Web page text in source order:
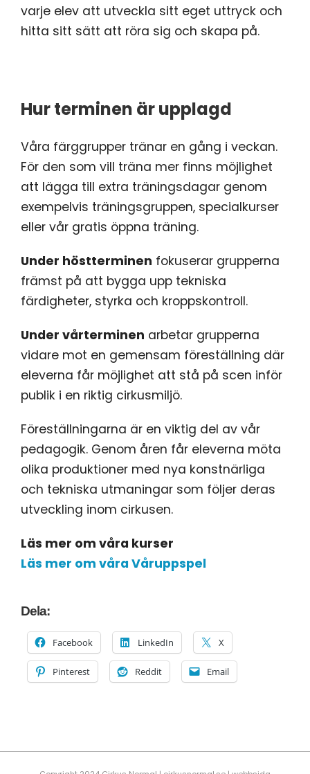
varje elev att utveckla sitt eget uttryck och
hitta sitt sätt att röra sig och skapa på.
Hur terminen är upplagd
Våra färggrupper tränar en gång i veckan.
För den som vill träna mer finns möjlighet
att lägga till extra träningsdagar genom
exempelvis träningsgruppen, specialkurser
eller vår gratis öppna träning.
Under höstterminen fokuserar grupperna
främst på att bygga upp tekniska
färdigheter, styrka och kroppskontroll.
Under vårterminen arbetar grupperna
vidare mot en gemensam föreställning där
eleverna får möjlighet att stå på scen inför
publik i en riktig cirkusmiljö.
Föreställningarna är en viktig del av vår
pedagogik. Genom åren får eleverna möta
olika produktioner med nya konstnärliga
och tekniska utmaningar som följer deras
utveckling inom cirkusen.
Läs mer om våra kurser
Läs mer om våra Våruppspel
Dela:
Facebook LinkedIn X
Pinterest Reddit Email